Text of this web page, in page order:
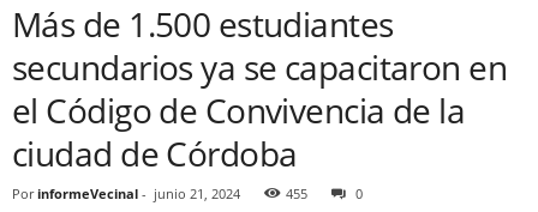
Más de 1.500 estudiantes
secundarios ya se capacitaron en
el Código de Convivencia de la
ciudad de Córdoba
Por informeVecinal - junio 21, 2024 455 0